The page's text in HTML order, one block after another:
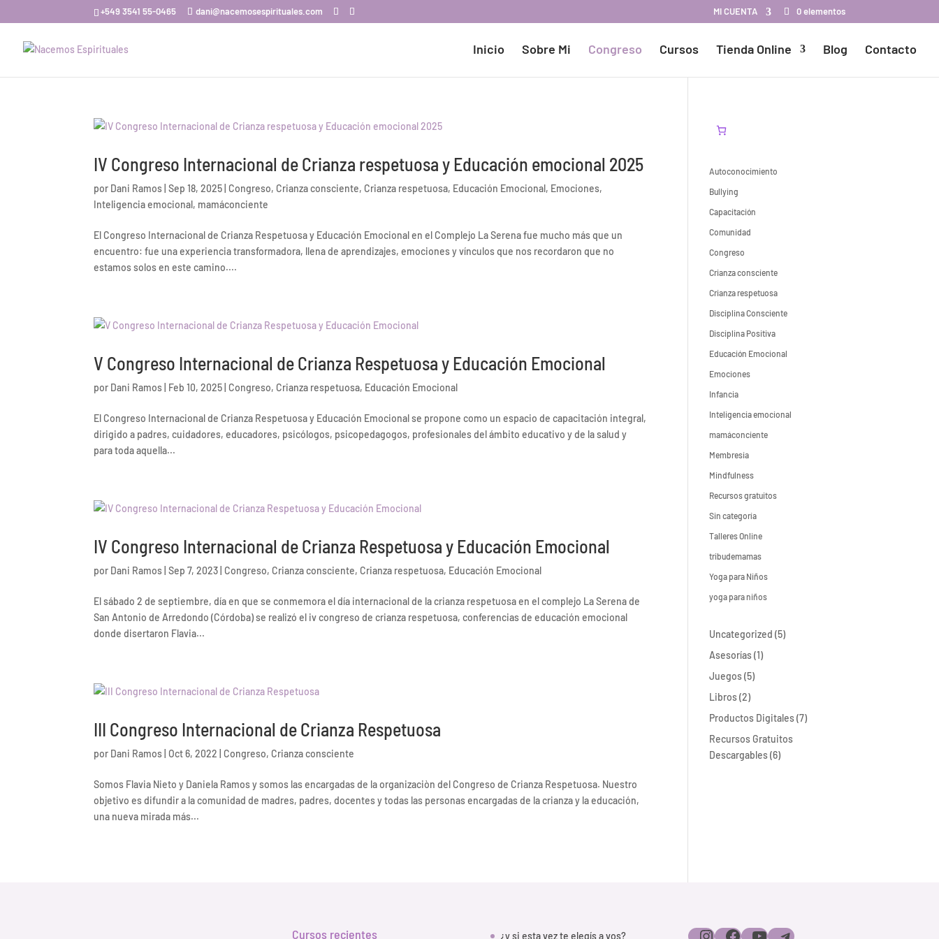
+549 3541 55-0465 dani@nacemosespirituales.com MI CUENTA 0 elementos
Inicio Sobre Mi Congreso Cursos Tienda Online Blog Contacto
IV Congreso Internacional de Crianza respetuosa y Educación emocional 2025
por Dani Ramos |Sep 18, 2025 Congreso, Crianza consciente, Crianza respetuosa, Educación Emocional, Emociones,
Inteligencia emocional, mamáconciente
El Congreso Internacional de Crianza Respetuosa y Educación Emocional en el Complejo La Serena fue mucho más que un
encuentro: fue una experiencia transformadora, llena de aprendizajes, emociones y vínculos que nos recordaron que no
estamos solos en este camino....
V Congreso Internacional de Crianza Respetuosa y Educación Emocional
por Dani Ramos Feb 10, 2025 Congreso, Crianza respetuosa, Educación Emocional
El Congreso Internacional de Crianza Respetuosa y Educación Emocional se propone como un espacio de capacitación integral,
dirigido a padres, cuidadores, educadores, psicólogos, psicopedagogos, profesionales del ámbito educativo y de la salud y
para toda aquella...
IV Congreso Internacional de Crianza Respetuosa y Educación Emocional
por Dani Ramos |Sep 7, 2023 Congreso, Crianza consciente, Crianza respetuosa, Educación Emocional
El sábado 2 de septiembre, día en que se conmemora el día internacional de la crianza respetuosa en el complejo La Serena de
San Antonio de Arredondo (Córdoba) se realizó el iv congreso de crianza respetuosa, conferencias de educación emocional
donde disertaron Flavia...
III Congreso Internacional de Crianza Respetuosa
por Dani Ramos Oct 6, 2022 Congreso, Crianza consciente
Somos Flavia Nieto y Daniela Ramos y somos las encargadas de la organizaciòn del Congreso de Crianza Respetuosa. Nuestro
objetivo es difundir a la comunidad de madres, padres, docentes y todas las personas encargadas de la crianza y la educación,
una nueva mirada más...
Autoconocimiento
Bullying
Capacitación
Comunidad
Congreso
Crianza consciente
Crianza respetuosa
Disciplina Consciente
Disciplina Positiva
Educación Emocional
Emociones
Infancia
Inteligencia emocional
mamáconciente
Membresia
Mindfulness
Recursos gratuitos
Sin categoría
Talleres Online
tribudemamas
Yoga para Niños
yoga para niños
Uncategorized 55
Asesorías 11
Juegos 55
Libros 22
productos
Productos Digitales 77
Recursos Gratuitos
Descargables 66
Cursos recientes ¿y si esta vez te elegís a vos? Instagram
Facebook
YouTubeTelegram